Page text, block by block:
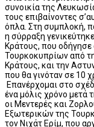
συνοικία της
τους επιβαίνοντες
όπλα. Στη συμπλοκή,
η σύρραξη
Κράτους, που
Τουρκοκυπρίων από
Κράτους, και την
που θα γινόταν σε 10
Επανέρχομαι στο
ένα μόλις χρόνο μετά
οι Μεντερές και
Εξωτερικών της
τον Νιχάτ Ερίμ, που